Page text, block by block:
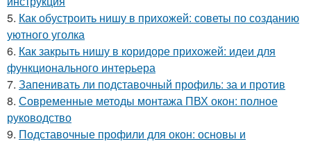
5. Как обустроить нишу в прихожей: советы по созданию
уютного уголка
6. Как закрыть нишу в коридоре прихожей: идеи для
функционального интерьера
7. Запенивать ли подставочный профиль: за и против
8. Современные методы монтажа ПВХ окон: полное
руководство
9. Подставочные профили для окон: основы и